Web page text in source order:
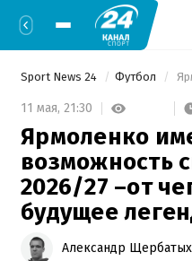
Sport News 24 Футбол
11 мая, 21:30
Ярмоленко
возможность
2026/27 –от
будущее
Александр Щербатых